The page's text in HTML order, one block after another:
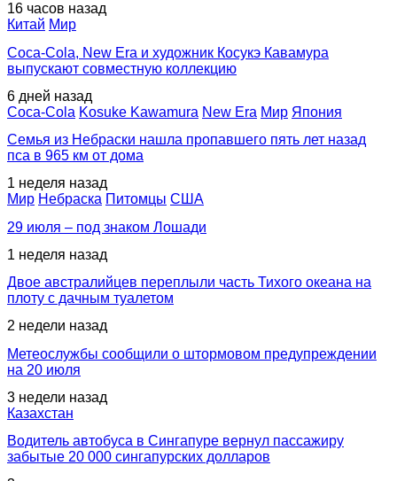
16 часов назад
Китай Мир
Coca-Cola, New Era и художник Косукэ Кавамура
выпускают совместную коллекцию
6 дней назад
Coca-Cola Kosuke Kawamura New Era Мир Япония
Семья из Небраски нашла пропавшего пять лет назад
пса в 965 км от дома
1 неделя назад
Мир Небраска Питомцы США
29 июля – под знаком Лошади
1 неделя назад
Двое австралийцев переплыли часть Тихого океана на
плоту с дачным туалетом
2 недели назад
Метеослужбы сообщили о штормовом предупреждении
на 20 июля
3 недели назад
Казахстан
Водитель автобуса в Сингапуре вернул пассажиру
забытые 20 000 сингапурских долларов